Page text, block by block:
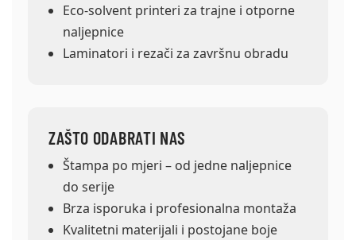
Eco-solvent printeri za trajne i otporne
naljepnice
Laminatori i rezači za završnu obradu
ZAŠTO ODABRATI NAS
Štampa po mjeri – od jedne naljepnice
do serije
Brza isporuka i profesionalna montaža
Kvalitetni materijali i postojane boje